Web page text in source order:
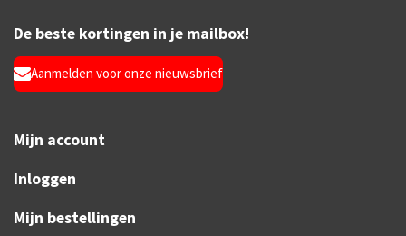
De beste kortingen in je mailbox!
Aanmelden voor onze nieuwsbrief
Mijn account
Inloggen
Mijn bestellingen